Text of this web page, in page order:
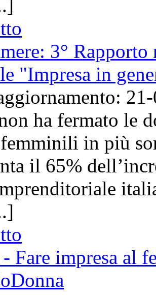
3°
"Impresa in
ha fermato le
in più
il 65%
Fare impresa al